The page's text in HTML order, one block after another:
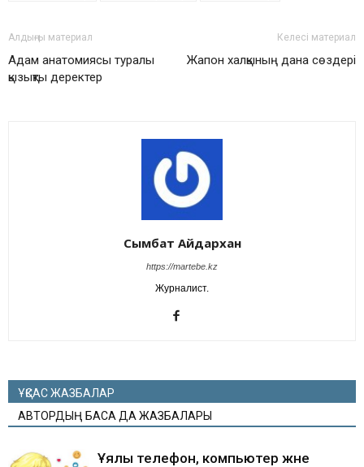
Алдыңғы материал
Адам анатомиясы туралы
қызықты деректер
Келесі материал
Жапон халқының дана сөздері
Сымбат Айдархан
https://martebe.kz
Журналист.
ҰҚСАС ЖАЗБАЛАР
АВТОРДЫҢ БАСҚА ДА ЖАЗБАЛАРЫ
Ұялы телефон, компьютер және